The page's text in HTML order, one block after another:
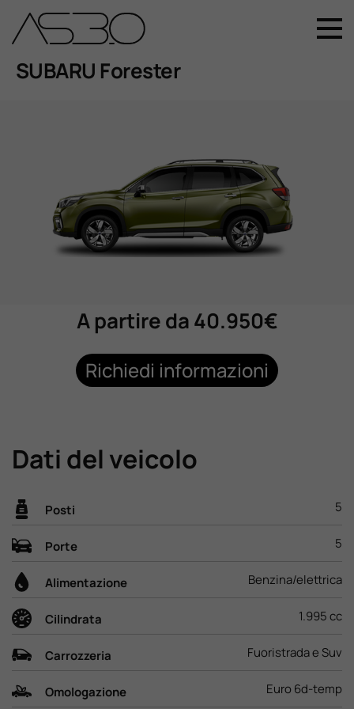
+39 049 899 4411
Home
Promozioni
Novità Sui Nostri Veicoli
Lavora Con Noi
SUBARU Forester
A partire da 40.950€
Richiedi informazioni
Dati del veicolo
Posti 5
Porte 5
Alimentazione Benzina/elettrica
Cilindrata 1.995 cc
Carrozzeria Fuoristrada e Suv
Omologazione Euro 6d-temp